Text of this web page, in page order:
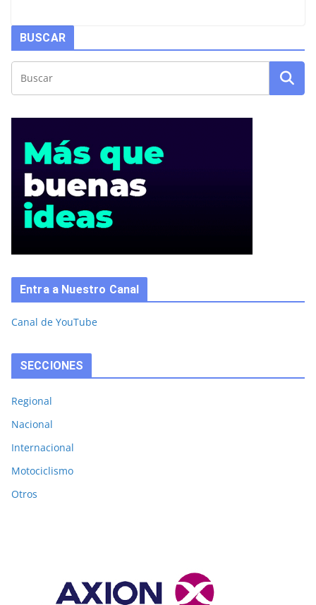
BUSCAR
Entra a Nuestro Canal
Canal de YouTube
SECCIONES
Regional
Nacional
Internacional
Motociclismo
Otros